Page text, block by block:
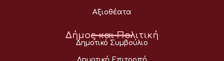
Αξιοθέατα
Δήμος και Πολιτική
Δημοτικό Συμβούλιο